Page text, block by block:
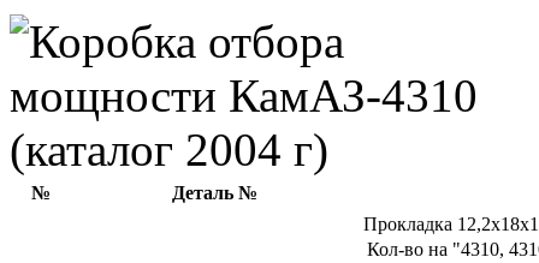
№ Деталь №
Прокладка
Кол-во на "4310,